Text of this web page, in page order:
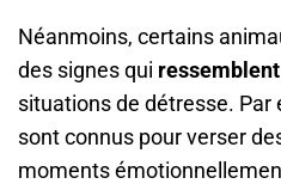
Néanmoins, certains
des signes qui
situations de détresse. Par
sont connus pour verser
moments